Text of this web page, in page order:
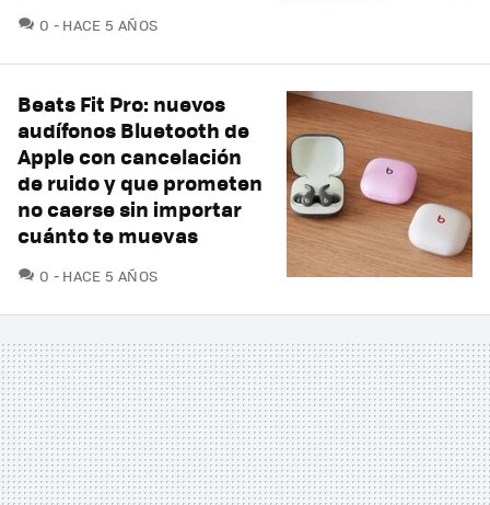
0 COMENTARIOS
HACE 5 AÑOS
Beats Fit Pro: nuevos
audífonos Bluetooth de
Apple con cancelación
de ruido y que prometen
no caerse sin importar
cuánto te muevas
0 COMENTARIOS
HACE 5 AÑOS